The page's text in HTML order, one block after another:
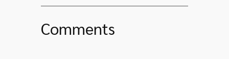
Comments